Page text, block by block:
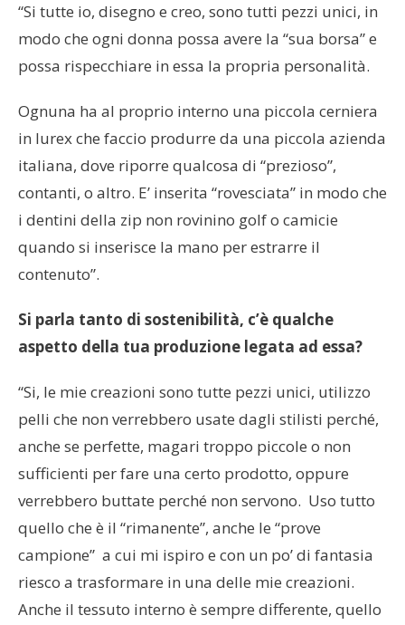
“Si tutte io, disegno e creo, sono tutti pezzi unici, in
modo che ogni donna possa avere la “sua borsa” e
possa rispecchiare in essa la propria personalità.
Ognuna ha al proprio interno una piccola cerniera
in lurex che faccio produrre da una piccola azienda
italiana, dove riporre qualcosa di “prezioso”,
contanti, o altro. E’ inserita “rovesciata” in modo che
i dentini della zip non rovinino golf o camicie
quando si inserisce la mano per estrarre il
contenuto”.
Si parla tanto di sostenibilità, c’è qualche
aspetto della tua produzione legata ad essa?
“Si, le mie creazioni sono tutte pezzi unici, utilizzo
pelli che non verrebbero usate dagli stilisti perché,
anche se perfette, magari troppo piccole o non
sufficienti per fare una certo prodotto, oppure
verrebbero buttate perché non servono. Uso tutto
quello che è il “rimanente”, anche le “prove
campione” a cui mi ispiro e con un po’ di fantasia
riesco a trasformare in una delle mie creazioni.
Anche il tessuto interno è sempre differente, quello